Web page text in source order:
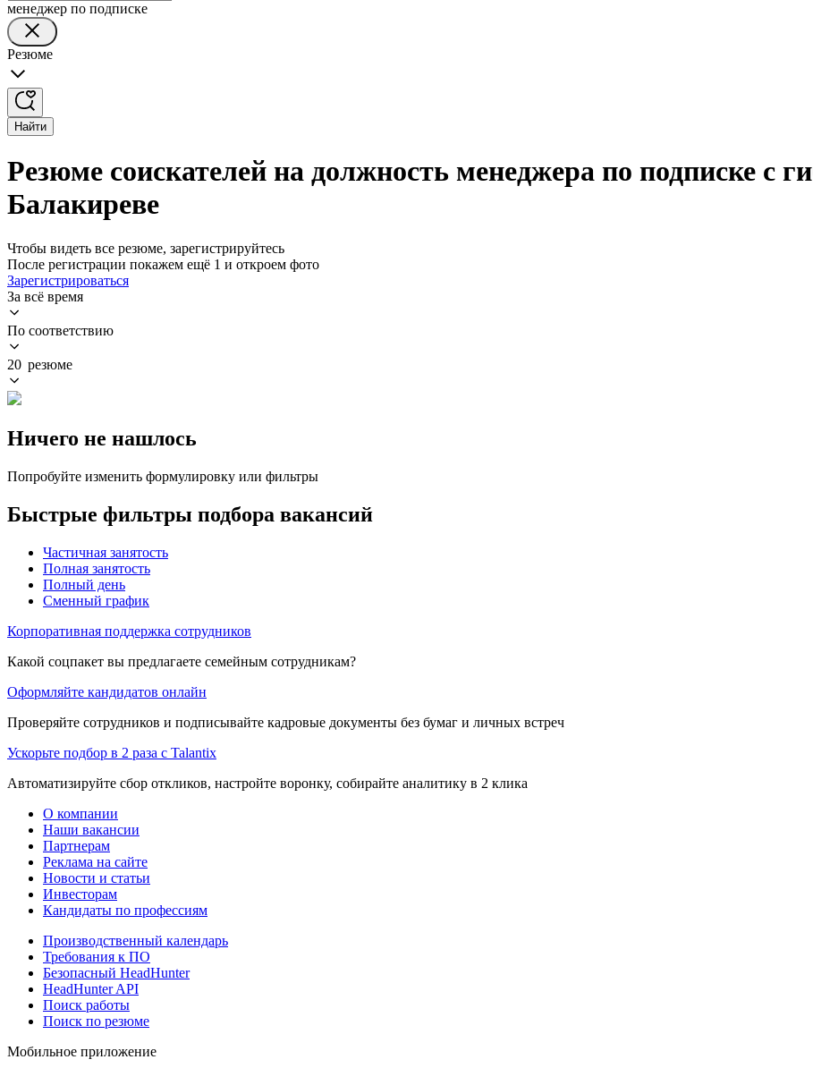
менеджер по подписке
Резюме
Найти
Резюме соискателей на должность менеджера по подписке с
Балакиреве
Чтобы видеть все резюме, зарегистрируйтесь
После регистрации покажем ещё 1 и откроем фото
Зарегистрироваться
За всё время
По соответствию
20 резюме
Ничего не нашлось
Попробуйте изменить формулировку или фильтры
Быстрые фильтры подбора вакансий
Частичная занятость
Полная занятость
Полный день
Сменный график
Корпоративная поддержка сотрудников
Какой соцпакет вы предлагаете семейным сотрудникам?
Оформляйте кандидатов онлайн
Проверяйте сотрудников и подписывайте кадровые документы без бумаг и личных встреч
Ускорьте подбор в 2 раза с Talantix
Автоматизируйте сбор откликов, настройте воронку, собирайте аналитику в 2 клика
О компании
Наши вакансии
Партнерам
Реклама на сайте
Новости и статьи
Инвесторам
Кандидаты по профессиям
Производственный календарь
Требования к ПО
Безопасный HeadHunter
HeadHunter API
Поиск работы
Поиск по резюме
Мобильное приложение